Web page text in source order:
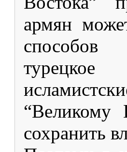
армян
турецкое
“Великому
сохранить